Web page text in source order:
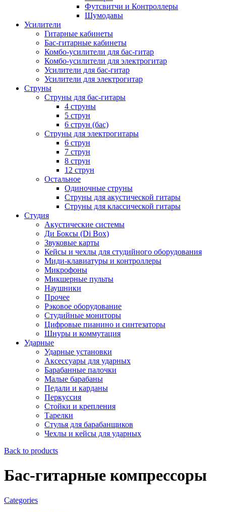
Футсвитчи и Контроллеры
Шумодавы
Усилители
Гитарные кабинеты
Бас-гитарные кабинеты
Комбо-усилители для бас-гитар
Комбо-усилители для электрогитар
Усилители для бас-гитар
Усилители для электрогитар
Струны
Струны для бас-гитары
4 струны
5 струн
6 струн (бас)
Струны для электрогитары
6 струн
7 струн
8 струн
12 струн
Остальное
Одиночные струны
Струны для акустической гитары
Струны для классической гитары
Студия
Акустические системы
Ди Боксы (Di Box)
Звуковые карты
Кейсы и чехлы для студийного оборудования
Миди-клавиатуры и контроллеры
Микрофоны
Микшерные пульты
Наушники
Прочее
Рэковое оборудование
Студийные мониторы
Цифровые пианино и синтезаторы
Шнуры и коммутация
Ударные
Ударные установки
Аксессуары для ударных
Барабанные палочки
Малые барабаны
Педали и карданы
Перкуссия
Стойки и крепления
Тарелки
Стулья для барабанщиков
Чехлы и кейсы для ударных
Back to products
Бас-гитарные компрессоры
Categories